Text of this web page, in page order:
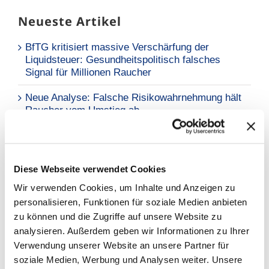
Diese Webseite verwendet Cookies
Wir verwenden Cookies, um Inhalte und Anzeigen zu
personalisieren, Funktionen für soziale Medien anbieten
zu können und die Zugriffe auf unsere Website zu
analysieren. Außerdem geben wir Informationen zu Ihrer
Verwendung unserer Website an unsere Partner für
soziale Medien, Werbung und Analysen weiter. Unsere
Neueste Artikel
BfTG kritisiert massive Verschärfung der
Liquidsteuer: Gesundheitspolitisch falsches
Signal für Millionen Raucher
Neue Analyse: Falsche Risikowahrnehmung hält
Raucher vom Umstieg ab
Stellungnahmefrist
Warum BfTG?
GEMEINSAM STARK